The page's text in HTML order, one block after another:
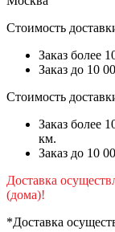
Стоимость
Заказ более
Заказ до 10
Стоимость
Заказ более
км.
Заказ до 10
Доставка
(дома)!
*Доставка